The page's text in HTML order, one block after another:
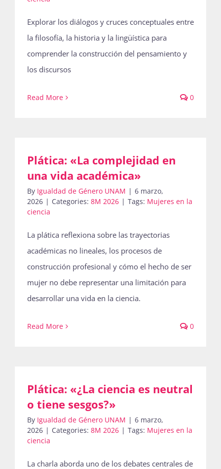
Explorar los diálogos y cruces conceptuales entre
la filosofía, la historia y la lingüística para
comprender la construcción del pensamiento y
los discursos
Read More 0
Plática: «La complejidad en
una vida académica»
By Igualdad de Género UNAM | 6 marzo,
2026 | Categories: 8M 2026 | Tags: Mujeres en la
ciencia
La plática reflexiona sobre las trayectorias
académicas no lineales, los procesos de
construcción profesional y cómo el hecho de ser
mujer no debe representar una limitación para
desarrollar una vida en la ciencia.
Read More 0
Plática: «¿La ciencia es neutral
o tiene sesgos?»
By Igualdad de Género UNAM | 6 marzo,
2026 | Categories: 8M 2026 | Tags: Mujeres en la
ciencia
La charla aborda uno de los debates centrales de